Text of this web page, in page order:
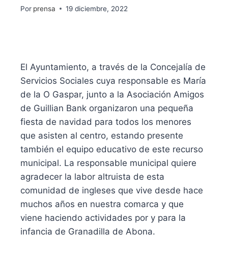
Por prensa 19 diciembre, 2022
El Ayuntamiento, a través de la Concejalía de
Servicios Sociales cuya responsable es María
de la O Gaspar, junto a la Asociación Amigos
de Guillian Bank organizaron una pequeña
fiesta de navidad para todos los menores
que asisten al centro, estando presente
también el equipo educativo de este recurso
municipal. La responsable municipal quiere
agradecer la labor altruista de esta
comunidad de ingleses que vive desde hace
muchos años en nuestra comarca y que
viene haciendo actividades por y para la
infancia de Granadilla de Abona.